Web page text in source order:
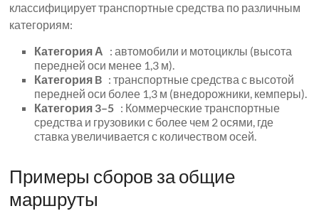
классифицирует транспортные средства по различным
категориям:
Категория А : автомобили и мотоциклы (высота
передней оси менее 1,3 м).
Категория B : транспортные средства с высотой
передней оси более 1,3 м (внедорожники, кемперы).
Категория 3–5 : Коммерческие транспортные
средства и грузовики с более чем 2 осями, где
ставка увеличивается с количеством осей.
Примеры сборов за общие
маршруты